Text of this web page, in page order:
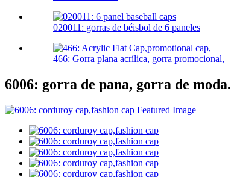
020011: gorras de béisbol de 6 paneles
466: Gorra plana acrílica, gorra promocional,
6006: gorra de pana, gorra de moda.